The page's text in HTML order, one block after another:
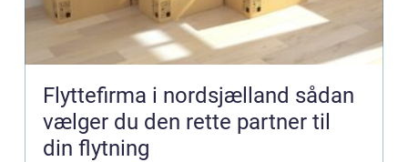
Flyttefirma i nordsjælland sådan
vælger du den rette partner til
din flytning